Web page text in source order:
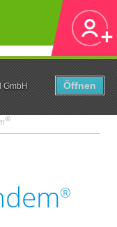
GmbH
Öffnen
®
®